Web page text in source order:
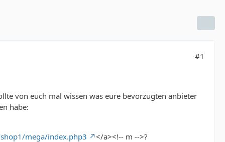
#1
von euch mal wissen was eure bevorzugten anbieter
habe:
mega/index.php3 </a><!-- m -->?